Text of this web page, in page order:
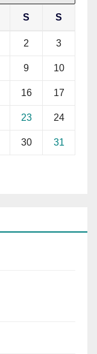
S S
2 3
9 10
16 17
23 24
30 31